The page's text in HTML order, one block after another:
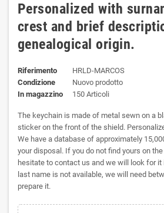
Personalized with
crest and brief
genealogical origin.
Riferimento
HRLD-MARCOS
Condizione
Nuovo prodotto
In magazzino
150 Articoli
The keychain is made of metal sewn on a
sticker on the front of the shield.
We have a database of approximately
your disposal. If you do not find yours on
hesitate to contact us and we will look for it
last name is not available, we will need
prepare it.